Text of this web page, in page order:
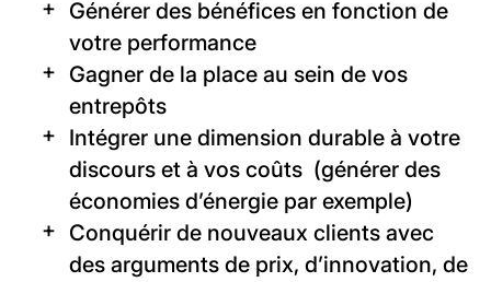
Générer des bénéfices en fonction de
votre performance
Gagner de la place au sein de vos
entrepôts
Intégrer une dimension durable à votre
discours et à vos coûts (générer des
économies d’énergie par exemple)
Conquérir de nouveaux clients avec
des arguments de prix, d’innovation, de